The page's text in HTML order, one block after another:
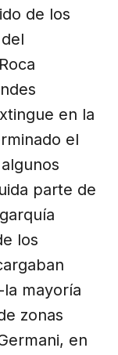
de los
en la
el
parte de
los
mayoría
zonas
en